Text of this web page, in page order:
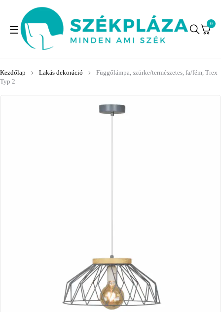
0
Kezdőlap Lakás dekoráció
Függőlámpa, szürke/természetes, fa/fém, Trex
Typ 2